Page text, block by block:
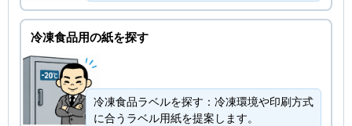
冷凍食品用の紙を探す
冷凍食品ラベルを探す：冷凍環境や印刷方式
に合うラベル用紙を提案します。